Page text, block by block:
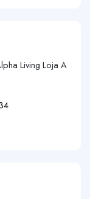
Living Loja A